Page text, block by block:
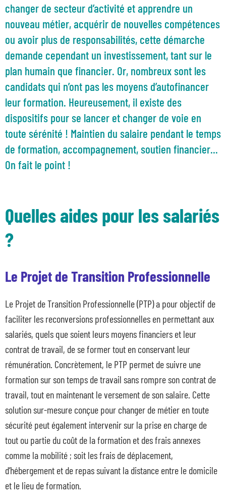
changer de secteur d’activité et apprendre un
nouveau métier, acquérir de nouvelles compétences
ou avoir plus de responsabilités, cette démarche
demande cependant un investissement, tant sur le
plan humain que financier. Or, nombreux sont les
candidats qui n’ont pas les moyens d’autofinancer
leur formation. Heureusement, il existe des
dispositifs pour se lancer et changer de voie en
toute sérénité ! Maintien du salaire pendant le temps
de formation, accompagnement, soutien financier...
On fait le point !
Quelles aides pour les salariés
?
Le Projet de Transition Professionnelle
Le Projet de Transition Professionnelle (PTP) a pour objectif de
faciliter les reconversions professionnelles en permettant aux
salariés, quels que soient leurs moyens financiers et leur
contrat de travail, de se former tout en conservant leur
rémunération. Concrètement, le PTP permet de suivre une
formation sur son temps de travail sans rompre son contrat de
travail, tout en maintenant le versement de son salaire. Cette
solution sur-mesure conçue pour changer de métier en toute
sécurité peut également intervenir sur la prise en charge de
tout ou partie du coût de la formation et des frais annexes
comme la mobilité ; soit les frais de déplacement,
d’hébergement et de repas suivant la distance entre le domicile
et le lieu de formation.